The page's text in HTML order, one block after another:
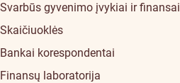
Svarbūs gyvenimo įvykiai ir finansai
Skaičiuoklės
Bankai korespondentai
Finansų laboratorija